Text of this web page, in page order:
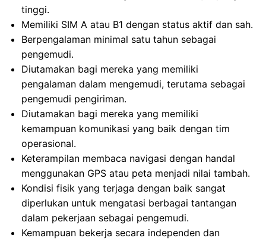
tinggi.
Memiliki SIM A atau B1 dengan status aktif dan sah.
Berpengalaman minimal satu tahun sebagai
pengemudi.
Diutamakan bagi mereka yang memiliki
pengalaman dalam mengemudi, terutama sebagai
pengemudi pengiriman.
Diutamakan bagi mereka yang memiliki
kemampuan komunikasi yang baik dengan tim
operasional.
Keterampilan membaca navigasi dengan handal
menggunakan GPS atau peta menjadi nilai tambah.
Kondisi fisik yang terjaga dengan baik sangat
diperlukan untuk mengatasi berbagai tantangan
dalam pekerjaan sebagai pengemudi.
Kemampuan bekerja secara independen dan